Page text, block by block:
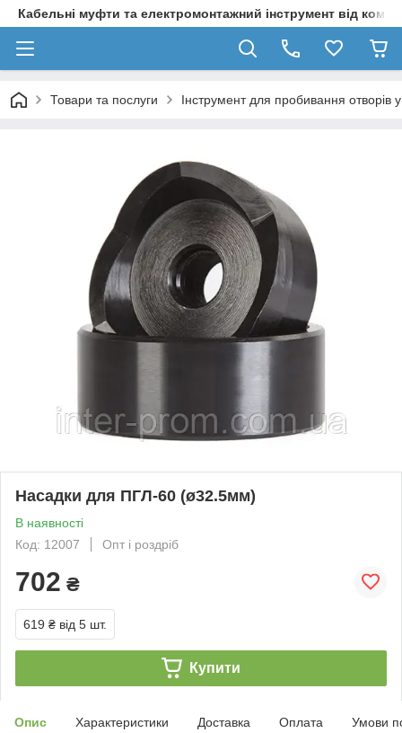
Кабельні муфти та електромонтажний інструмент від
Товари та послуги Інструмент для пробивання отворів
Насадки для ПГЛ-60 (ø32.5мм)
В наявності
Код: 12007
Опт і роздріб
702 ₴
619 ₴ від 5 шт.
Купити
Опис Характеристики Доставка Оплата Умови